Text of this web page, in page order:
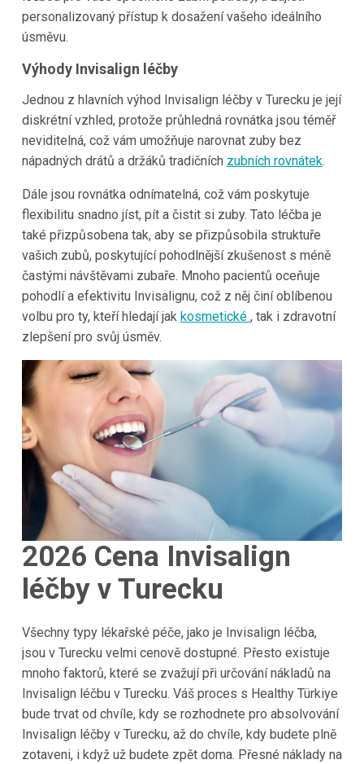
personalizovaný přístup k dosažení vašeho ideálního
úsměvu.
Výhody Invisalign léčby
Jednou z hlavních výhod Invisalign léčby v Turecku je její
diskrétní vzhled, protože průhledná rovnátka jsou téměř
neviditelná, což vám umožňuje narovnat zuby bez
nápadných drátů a držáků tradičních zubních rovnátek.
Dále jsou rovnátka odnímatelná, což vám poskytuje
flexibilitu snadno jíst, pít a čistit si zuby. Tato léčba je
také přizpůsobena tak, aby se přizpůsobila struktuře
vašich zubů, poskytující pohodlnější zkušenost s méně
častými návštěvami zubaře. Mnoho pacientů oceňuje
pohodlí a efektivitu Invisalignu, což z něj činí oblíbenou
volbu pro ty, kteří hledají jak kosmetické , tak i zdravotní
zlepšení pro svůj úsměv.
2026 Cena Invisalign
léčby v Turecku
Všechny typy lékařské péče, jako je Invisalign léčba,
jsou v Turecku velmi cenově dostupné. Přesto existuje
mnoho faktorů, které se zvažují při určování nákladů na
Invisalign léčbu v Turecku. Váš proces s Healthy Türkiye
bude trvat od chvíle, kdy se rozhodnete pro absolvování
Invisalign léčby v Turecku, až do chvíle, kdy budete plně
zotaveni, i když už budete zpět doma. Přesné náklady na